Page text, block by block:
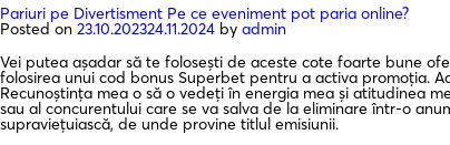
Pariuri pe Divertisment Pe ce eveniment pot paria online?
Posted on 23.10.202324.11.2024 by admin
Vei putea așadar să te folosești de aceste cote foarte bune
folosirea unui cod bonus Superbet pentru a activa promoția.
Recunoștința mea o să o vedeți în energia mea și atitudinea
sau al concurentului care se va salva de la eliminare într-o
supraviețuiască, de unde provine titlul emisiunii.